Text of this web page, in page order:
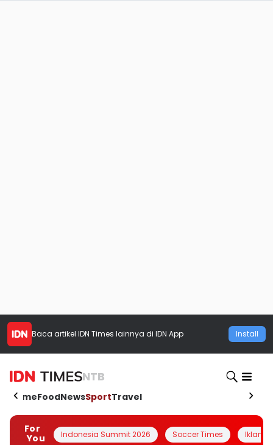
Baca artikel IDN Times lainnya di IDN App Install
NTB
HomeFoodNewsSportTravel
For
You
Indonesia Summit 2026 Soccer Times Iklanin